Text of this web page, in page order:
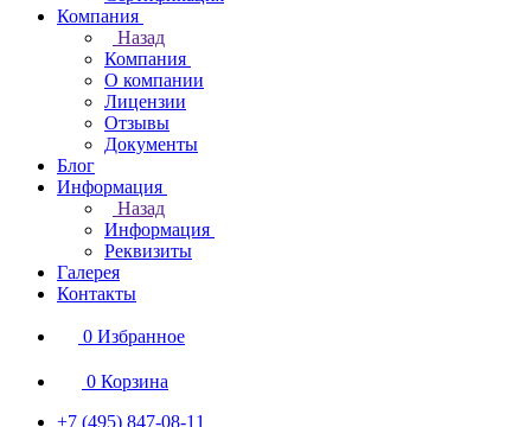
Компания
Назад
Компания
О компании
Лицензии
Отзывы
Документы
Блог
Информация
Назад
Информация
Реквизиты
Галерея
Контакты
0 Избранное
0 Корзина
+7 (495) 847-08-11